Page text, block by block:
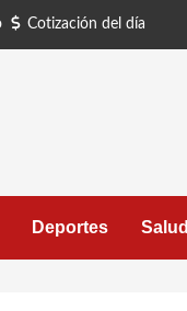
Cotización del día
Deportes Salud